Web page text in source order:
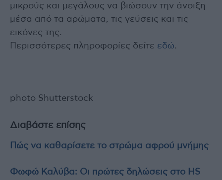
μικρούς και μεγάλους να βιώσουν την άνοιξη
μέσα από τα αρώματα, τις γεύσεις και τις
εικόνες της.
Περισσότερες πληροφορίες δείτε εδώ.
photo Shutterstock
Διαβάστε επίσης
Πώς να καθαρίσετε το στρώμα αφρού μνήμης
Φωφώ Καλύβα: Οι πρώτες δηλώσεις στο HS